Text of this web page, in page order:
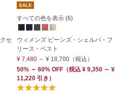
セ
SALE
すべての色を表示 (6)
ウィメンズ ビーンズ・シェルパ・フ
リース・ベスト
¥ 7,480 ～ ¥ 18,700 （税込）
50% ～ 60% OFF （税込 ¥ 9,350 ～ ¥
11,220 引き）